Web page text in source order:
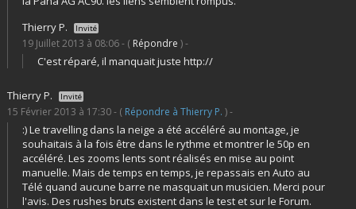
Thierry P.
Invité
19 Juillet 2013 à 08:06 - ( Répondre ) -
C'est réparé, il manquait juste http://
Thierry P. Invité
15 Février 2013 à 17:30 - ( Répondre à Thierry P. ) -
:) Le travelling dans la neige a été accéléré au montage, je
souhaitais à la fois être dans le rythme et montrer le 50p en
accéléré. Les zooms lents sont réalisés en mise au point
manuelle. Mais de temps en temps, je repassais en Auto au
Télé quand aucune barre ne masquait un musicien. Merci pour
l'avis. Des rushes bruts existent dans le test et sur le Forum.